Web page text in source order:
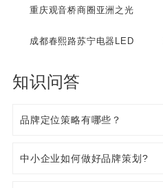
重庆观音桥商圈亚洲之光
成都春熙路苏宁电器LED
知识问答
品牌定位策略有哪些？
中小企业如何做好品牌策划?